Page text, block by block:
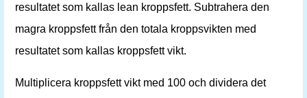
resultatet som kallas lean kroppsfett. Subtrahera den
magra kroppsfett från den totala kroppsvikten med
resultatet som kallas kroppsfett vikt.
Multiplicera kroppsfett vikt med 100 och dividera det